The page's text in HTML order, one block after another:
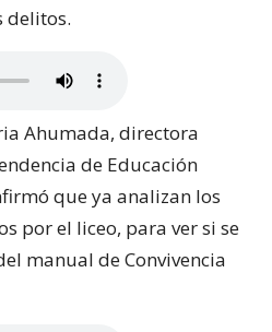
delitos.
Ahumada, directora
de Educación
que ya analizan los
por el liceo, para ver si se
manual de Convivencia